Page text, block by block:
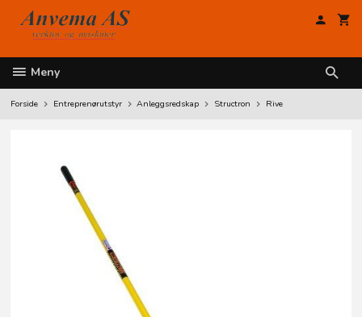
innholdet
Meny
Forside Entreprenørutstyr Anleggsredskap Structron Rive